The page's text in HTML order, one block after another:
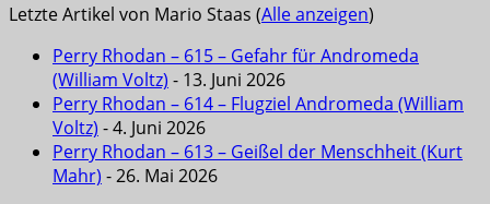
Letzte Artikel von Mario Staas (Alle anzeigen)
Perry Rhodan – 615 – Gefahr für Andromeda
(William Voltz) - 13. Juni 2026
Perry Rhodan – 614 – Flugziel Andromeda (William
Voltz) - 4. Juni 2026
Perry Rhodan – 613 – Geißel der Menschheit (Kurt
Mahr) - 26. Mai 2026